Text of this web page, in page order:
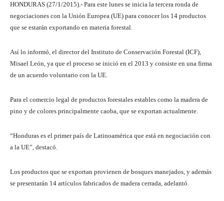
HONDURAS (27/1/2015).- Para este lunes se inicia la tercera ronda de
negociaciones con la Unión Europea (UE) para conocer los 14 productos
que se estarán exportando en materia forestal.
Así lo informó, el director del Instituto de Conservación Forestal (ICF),
Misael León, ya que el proceso se inició en el 2013 y consiste en una firma
de un acuerdo voluntario con la UE.
Para el comercio legal de productos forestales estables como la madera de
pino y de colores principalmente caoba, que se exportan actualmente.
“Honduras es el primer país de Latinoamérica que está en negociación con
a la UE”, destacó.
Los productos que se exportan provienen de bosques manejados, y además
se presentarán 14 artículos fabricados de madera cerrada, adelantó.